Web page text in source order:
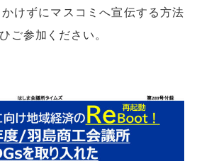
けずにマスコミへ宣伝する方法
ご参加ください。